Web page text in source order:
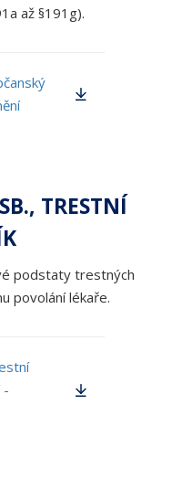
až §191g).
TRESTNÍ
podstaty trestných
povolání lékaře.
-